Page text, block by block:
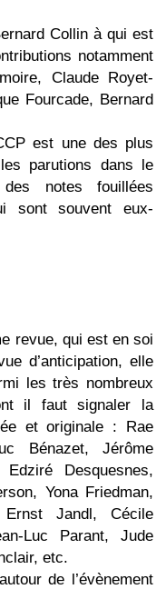
Collin à qui est
notamment
Claude Royet-
Fourcade, Bernard
est une des plus
parutions dans le
notes fouillées
sont souvent eux-
revue, qui est en soi
d’anticipation, elle
les très nombreux
il faut signaler la
et originale : Rae
Bénazet, Jérôme
Desquesnes,
Yona Friedman,
Jandl, Cécile
Luc Parant, Jude
etc.
de l’évènement